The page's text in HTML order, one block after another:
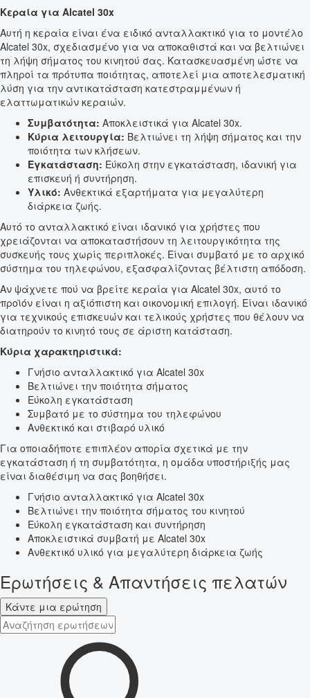
Κεραία για Alcatel 30x
Αυτή η κεραία είναι ένα ειδικό ανταλλακτικό για το μοντέλο
Alcatel 30x, σχεδιασμένο για να αποκαθιστά και να βελτιώνει
τη λήψη σήματος του κινητού σας. Κατασκευασμένη ώστε να
πληροί τα πρότυπα ποιότητας, αποτελεί μια αποτελεσματική
λύση για την αντικατάσταση κατεστραμμένων ή
ελαττωματικών κεραιών.
Συμβατότητα: Αποκλειστικά για Alcatel 30x.
Κύρια λειτουργία: Βελτιώνει τη λήψη σήματος και την
ποιότητα των κλήσεων.
Εγκατάσταση: Εύκολη στην εγκατάσταση, ιδανική για
επισκευή ή συντήρηση.
Υλικό: Ανθεκτικά εξαρτήματα για μεγαλύτερη
διάρκεια ζωής.
Αυτό το ανταλλακτικό είναι ιδανικό για χρήστες που
χρειάζονται να αποκαταστήσουν τη λειτουργικότητα της
συσκευής τους χωρίς περιπλοκές. Είναι συμβατό με το αρχικό
σύστημα του τηλεφώνου, εξασφαλίζοντας βέλτιστη απόδοση.
Αν ψάχνετε πού να βρείτε κεραία για Alcatel 30x, αυτό το
προϊόν είναι η αξιόπιστη και οικονομική επιλογή. Είναι ιδανικό
για τεχνικούς επισκευών και τελικούς χρήστες που θέλουν να
διατηρούν το κινητό τους σε άριστη κατάσταση.
Κύρια χαρακτηριστικά:
Γνήσιο ανταλλακτικό για Alcatel 30x
Βελτιώνει την ποιότητα σήματος
Εύκολη εγκατάσταση
Συμβατό με το σύστημα του τηλεφώνου
Ανθεκτικό και στιβαρό υλικό
Για οποιαδήποτε επιπλέον απορία σχετικά με την
εγκατάσταση ή τη συμβατότητα, η ομάδα υποστήριξής μας
είναι διαθέσιμη να σας βοηθήσει.
Γνήσιο ανταλλακτικό για Alcatel 30x
Βελτιώνει την ποιότητα σήματος του κινητού
Εύκολη εγκατάσταση και συντήρηση
Αποκλειστικά συμβατή με Alcatel 30x
Ανθεκτικό υλικό για μεγαλύτερη διάρκεια ζωής
Ερωτήσεις & Απαντήσεις πελατών
Κάντε μια ερώτηση